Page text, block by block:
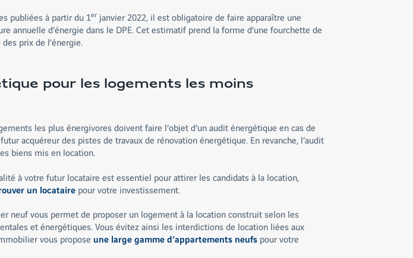
publiées à partir du 1erjanvier 2022, il est obligatoire de faire apparaître une
annuelle d’énergie dans le DPE. Cet estimatif prend la forme d’une fourchette de
prix de l’énergie.
pour les logements les moins
les plus énergivores doivent faire l’objet d’un audit énergétique en cas de
acquéreur des pistes de travaux de rénovation énergétique. En revanche, l’audit
biens mis en location.
à votre futur locataire est essentiel pour attirer les candidats à la location,
un locatairepour votre investissement.
neuf vous permet de proposer un logement à la location construit selon les
et énergétiques. Vous évitez ainsi les interdictions de location liées aux
vous proposeune large gamme d’appartements neufspour votre